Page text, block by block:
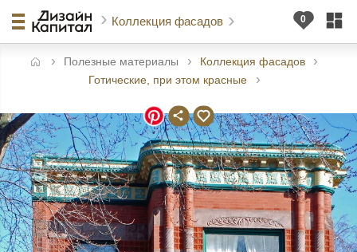
Коллекция фасадов
Полезные материалы
Коллекция фасадов
Готические, при этом красные